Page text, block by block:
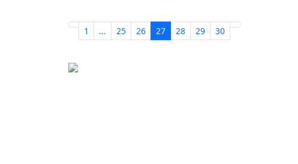
1 ... 25 26 27 28 29 30